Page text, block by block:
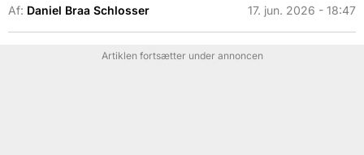
Af: Daniel Braa Schlosser 17. jun. 2026 - 18:47
Artiklen fortsætter under annoncen